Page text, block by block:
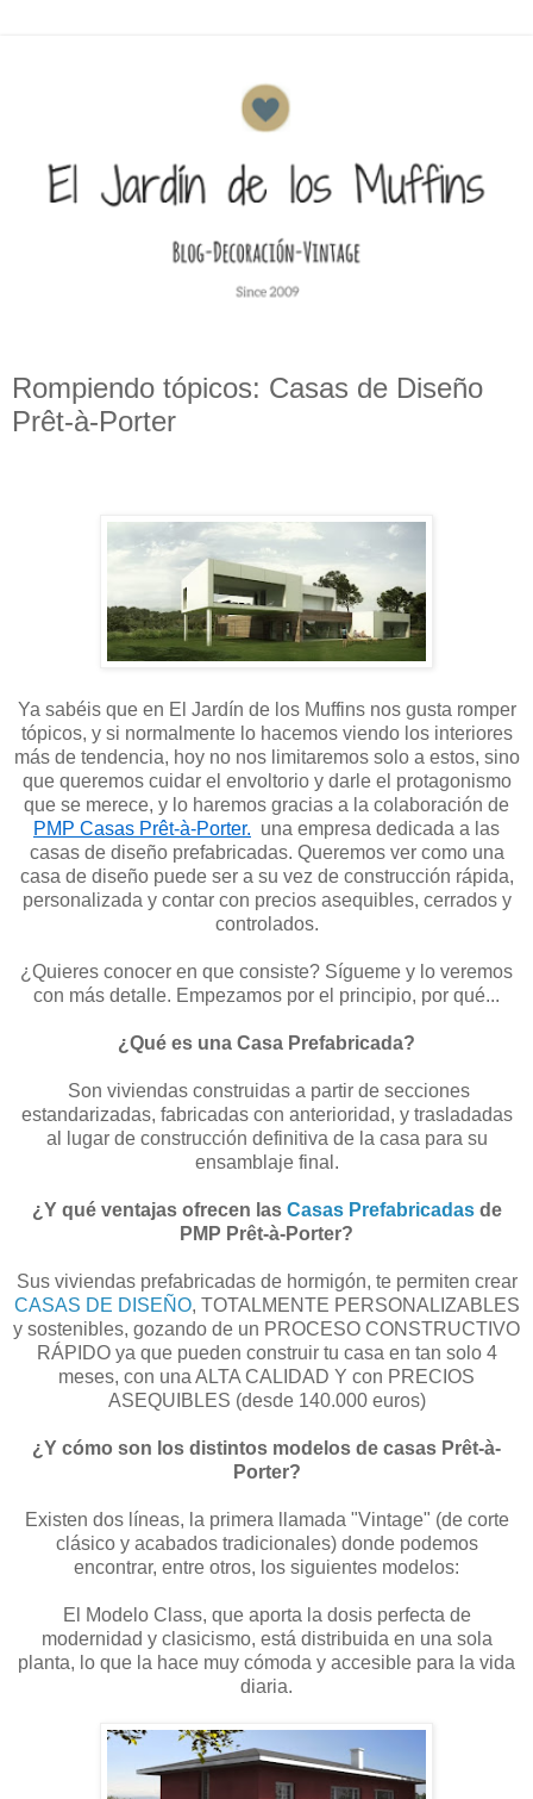
Rompiendo tópicos: Casas de Diseño
Prêt-à-Porter
Ya sabéis que en El Jardín de los Muffins nos gusta romper
tópicos, y si normalmente lo hacemos viendo los interiores
más de tendencia, hoy no nos limitaremos solo a estos, sino
que queremos cuidar el envoltorio y darle el protagonismo
que se merece, y lo haremos gracias a la colaboración de
PMP Casas Prêt-à-Porter. una empresa dedicada a las
casas de diseño prefabricadas. Queremos ver como una
casa de diseño puede ser a su vez de construcción rápida,
personalizada y contar con precios asequibles, cerrados y
controlados.
¿Quieres conocer en que consiste? Sígueme y lo veremos
con más detalle. Empezamos por el principio, por qué...
¿Qué es una Casa Prefabricada?
Son viviendas construidas a partir de secciones
estandarizadas, fabricadas con anterioridad, y trasladadas
al lugar de construcción definitiva de la casa para su
ensamblaje final.
¿Y qué ventajas ofrecen las Casas Prefabricadasde
PMP Prêt-à-Porter?
Sus viviendas prefabricadas de hormigón, te permiten crear
CASAS DE DISEÑO, TOTALMENTE PERSONALIZABLES
y sostenibles, gozando de un PROCESO CONSTRUCTIVO
RÁPIDO ya que pueden construir tu casa en tan solo 4
meses, con una ALTA CALIDAD Y con PRECIOS
ASEQUIBLES (desde 140.000 euros)
¿Y cómo son los distintos modelos de casas Prêt-à-
Porter?
Existen dos líneas, la primera llamada "Vintage" (de corte
clásico y acabados tradicionales) donde podemos
encontrar, entre otros, los siguientes modelos:
El Modelo Class, que aporta la dosis perfecta de
modernidad y clasicismo, está distribuida en una sola
planta, lo que la hace muy cómoda y accesible para la vida
diaria.